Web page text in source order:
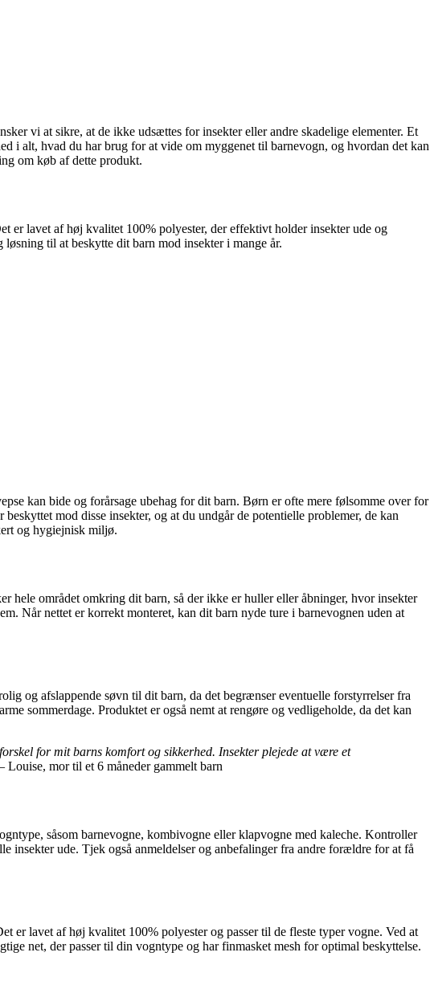
vi at sikre, at de ikke udsættes for insekter eller andre skadelige elementer. Et
i alt, hvad du har brug for at vide om myggenet til barnevogn, og hvordan det kan
om køb af dette produkt.
er lavet af høj kvalitet 100% polyester, der effektivt holder insekter ude og
til at beskytte dit barn mod insekter i mange år.
kan bide og forårsage ubehag for dit barn. Børn er ofte mere følsomme over for
mod disse insekter, og at du undgår de potentielle problemer, de kan
og hygiejnisk miljø.
hele området omkring dit barn, så der ikke er huller eller åbninger, hvor insekter
Når nettet er korrekt monteret, kan dit barn nyde ture i barnevognen uden at
og afslappende søvn til dit barn, da det begrænser eventuelle forstyrrelser fra
sommerdage. Produktet er også nemt at rengøre og vedligeholde, da det kan
for mit barns komfort og sikkerhed. Insekter plejede at være et
Louise, mor til et 6 måneder gammelt barn
såsom barnevogne, kombivogne eller klapvogne med kaleche. Kontroller
insekter ude. Tjek også anmeldelser og anbefalinger fra andre forældre for at få
er lavet af høj kvalitet 100% polyester og passer til de fleste typer vogne. Ved at
net, der passer til din vogntype og har finmasket mesh for optimal beskyttelse.